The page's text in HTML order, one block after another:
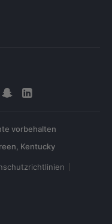
vorbehalten